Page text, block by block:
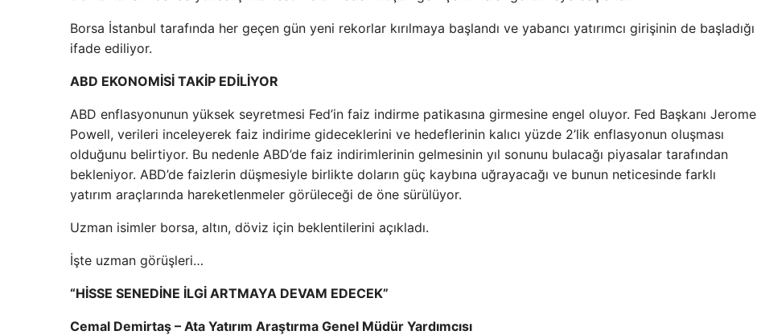
Borsa İstanbul tarafında her geçen gün yeni rekorlar kırılmaya başlandı ve yabancı yatırımcı girişinin de başladığı
ifade ediliyor.
ABD EKONOMİSİ TAKİP EDİLİYOR
ABD enflasyonunun yüksek seyretmesi Fed’in faiz indirme patikasına girmesine engel oluyor. Fed Başkanı Jerome
Powell, verileri inceleyerek faiz indirime gideceklerini ve hedeflerinin kalıcı yüzde 2’lik enflasyonun oluşması
olduğunu belirtiyor. Bu nedenle ABD’de faiz indirimlerinin gelmesinin yıl sonunu bulacağı piyasalar tarafından
bekleniyor. ABD’de faizlerin düşmesiyle birlikte doların güç kaybına uğrayacağı ve bunun neticesinde farklı
yatırım araçlarında hareketlenmeler görüleceği de öne sürülüyor.
Uzman isimler borsa, altın, döviz için beklentilerini açıkladı.
İşte uzman görüşleri…
“HİSSE SENEDİNE İLGİ ARTMAYA DEVAM EDECEK”
Cemal Demirtaş – Ata Yatırım Araştırma Genel Müdür Yardımcısı